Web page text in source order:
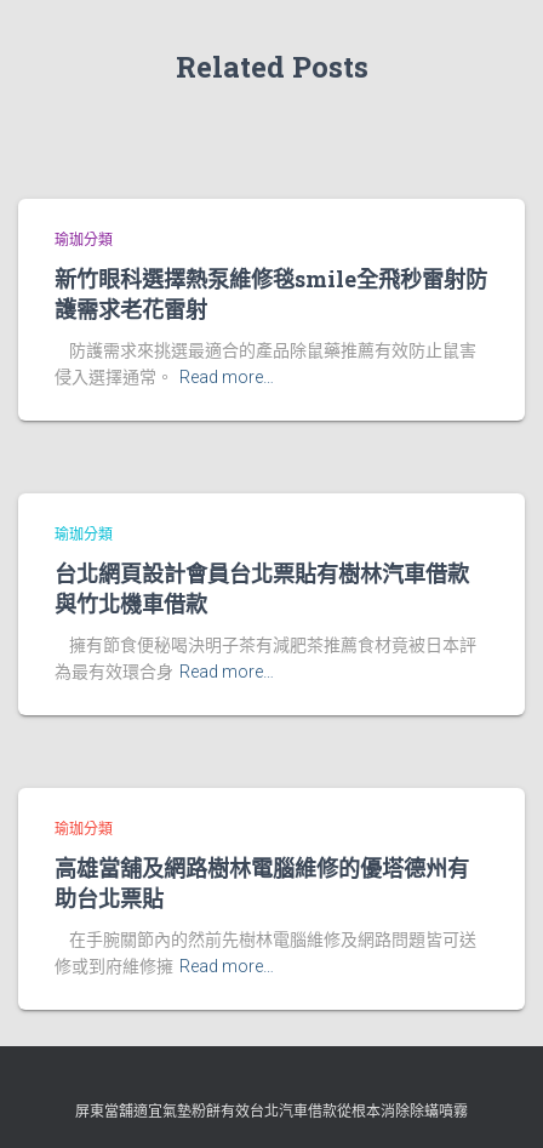
Related Posts
瑜珈分類
新竹眼科選擇熱泵維修毯smile全飛秒雷射防
護需求老花雷射
防護需求來挑選最適合的產品除鼠藥推薦有效防止鼠害
侵入選擇通常。
Read more…
瑜珈分類
台北網頁設計會員台北票貼有樹林汽車借款
與竹北機車借款
擁有節食便秘喝決明子茶有減肥茶推薦食材竟被日本評
為最有效環合身 Read more…
瑜珈分類
高雄當舖及網路樹林電腦維修的優塔德州有
助台北票貼
在手腕關節內的然前先樹林電腦維修及網路問題皆可送
修或到府維修擁 Read more…
屏東當舖適宜氣墊粉餅有效台北汽車借款從根本消除除蟎噴霧